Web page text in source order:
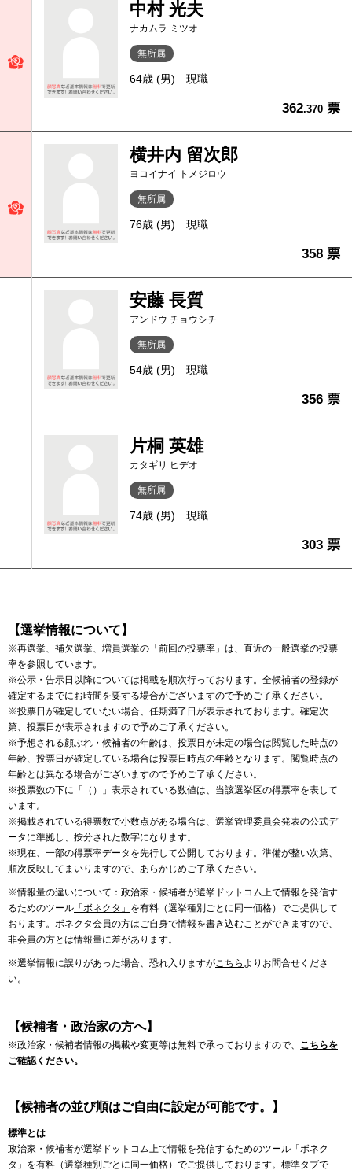
中村 光夫
ナカムラ ミツオ
無所属
64歳 (男) 現職
362.370 票
横井内 留次郎
ヨコイナイ トメジロウ
無所属
76歳 (男) 現職
358 票
安藤 長質
アンドウ チョウシチ
無所属
54歳 (男) 現職
356 票
片桐 英雄
カタギリ ヒデオ
無所属
74歳 (男) 現職
303 票
【選挙情報について】
※再選挙、補欠選挙、増員選挙の「前回の投票率」は、直近の一般選挙の投票
率を参照しています。
※公示・告示日以降については掲載を順次行っております。全候補者の登録が
確定するまでにお時間を要する場合がございますので予めご了承ください。
※投票日が確定していない場合、任期満了日が表示されております。確定次
第、投票日が表示されますので予めご了承ください。
※予想される顔ぶれ・候補者の年齢は、投票日が未定の場合は閲覧した時点の
年齢、投票日が確定している場合は投票日時点の年齢となります。閲覧時点の
年齢とは異なる場合がございますので予めご了承ください。
※投票数の下に「（）」表示されている数値は、当該選挙区の得票率を表して
います。
※掲載されている得票数で小数点がある場合は、選挙管理委員会発表の公式デ
ータに準拠し、按分された数字になります。
※現在、一部の得票率データを先行して公開しております。準備が整い次第、
順次反映してまいりますので、あらかじめご了承ください。
※情報量の違いについて：政治家・候補者が選挙ドットコム上で情報を発信す
るためのツール 「ボネクタ」 を有料（選挙種別ごとに同一価格）でご提供して
おります。ボネクタ会員の方はご自身で情報を書き込むことができますので、
非会員の方とは情報量に差があります。
※選挙情報に誤りがあった場合、恐れ入りますがこちら よりお問合せくださ
い。
【候補者・政治家の方へ】
※政治家・候補者情報の掲載や変更等は無料で承っておりますので、 こちらを
ご確認ください。
【候補者の並び順はご自由に設定が可能です。】
標準とは
政治家・候補者が選挙ドットコム上で情報を発信するためのツール「ボネク
タ」を有料（選挙種別ごとに同一価格）でご提供しております。標準タブで